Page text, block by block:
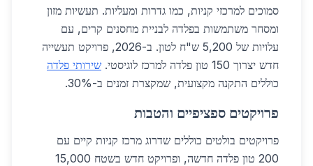
סמוכים למרכזי קניות, כמו גדרות ומעליות. תעשיות מזון
ומסחר משתמשות בפלדה לבניית מחסנים קרים, עם
עלויות של 5,200 ש"ח לטון. ב-2026, פרויקט תעשייה
חדש יצרוך 150 טון פלדה למרכז לוגיסטי.
שירותי פלדה
כוללים התקנה מקצועית, שמקצרת זמנים ב-30%.
פרויקטים ספציפיים והטבות
פרויקטים בולטים כוללים שדרוג מרכז קניות קיים עם
200 טון פלדה חדשה, ופרויקט חדש בשטח 15,000